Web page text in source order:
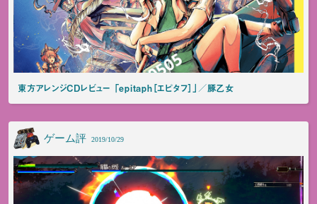
東方アレンジCDレビュー 「epitaph［エピタフ］」／豚乙女
ゲーム評 2019/10/29